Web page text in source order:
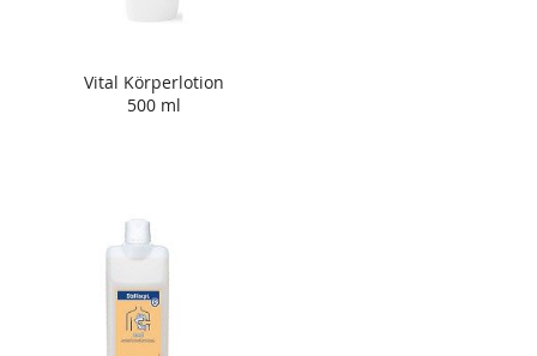
Vital Körperlotion
500 ml